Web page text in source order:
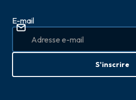
E-mail
S'inscrire